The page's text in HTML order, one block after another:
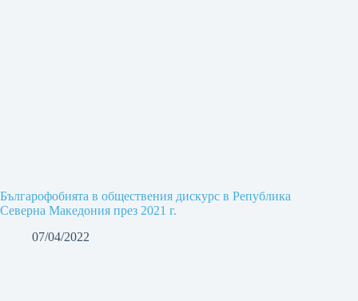
Българофобията в обществения дискурс в Република
Северна Македония през 2021 г.
07/04/2022